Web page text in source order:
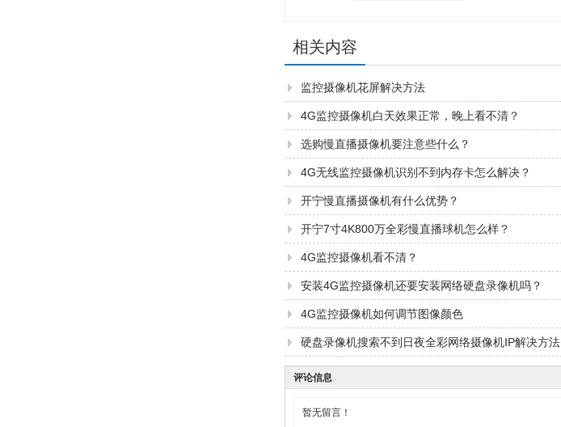
相关内容
监控摄像机花屏解决方法
4G监控摄像机白天效果正常，晚上看不清？
选购慢直播摄像机要注意些什么？
4G无线监控摄像机识别不到内存卡怎么解决？
开宁慢直播摄像机有什么优势？
开宁7寸4K800万全彩慢直播球机怎么样？
4G监控摄像机看不清？
安装4G监控摄像机还要安装网络硬盘录像机吗？
4G监控摄像机如何调节图像颜色
硬盘录像机搜索不到日夜全彩网络摄像机IP解决方法
评论信息
暂无留言！